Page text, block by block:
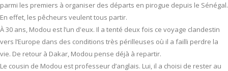
parmi les premiers à organiser des départs en pirogue depuis le Sénégal.
En effet, les pêcheurs veulent tous partir.
À 30 ans, Modou est l’un d'eux. Il a tenté deux fois ce voyage clandestin
vers l’Europe dans des conditions très périlleuses où il a failli perdre la
vie. De retour à Dakar, Modou pense déjà à repartir.
Le cousin de Modou est professeur d’anglais. Lui, il a choisi de rester au